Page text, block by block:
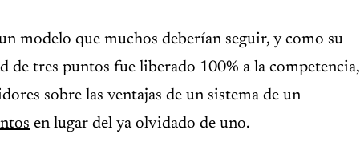
modelo que muchos deberían seguir, y como su
de tres puntos fue liberado 100% a la competencia,
sobre las ventajas de un sistema de un
en lugar del ya olvidado de uno.